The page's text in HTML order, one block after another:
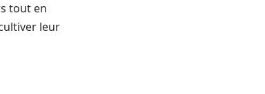
tout en
leur